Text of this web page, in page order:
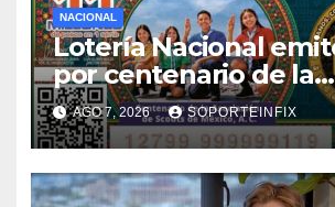
NACIONAL
Lotería Nacional
por centenario de la
Asociación de Scouts
México
AGO 7, 2026 SOPORTEINFIX